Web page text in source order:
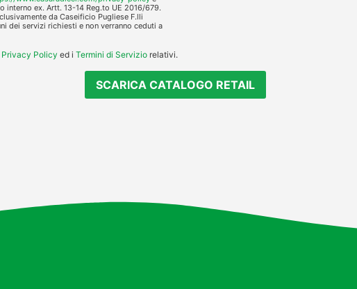
ex. Artt. 13-14 Reg.to UE 2016/679.
da Caseificio Pugliese F.lli
dei servizi richiesti e non verranno ceduti a
Privacy Policy ed i Termini di Servizio relativi.